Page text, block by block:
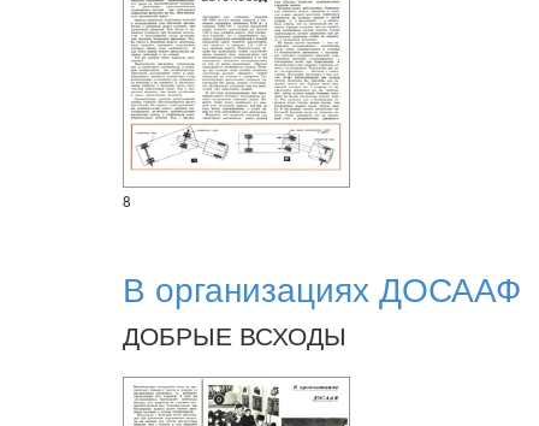
8
В организациях ДОСААФ
ДОБРЫЕ ВСХОДЫ